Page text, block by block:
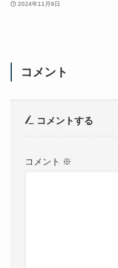
2024年11月9日
コメント
コメントする
コメント ※